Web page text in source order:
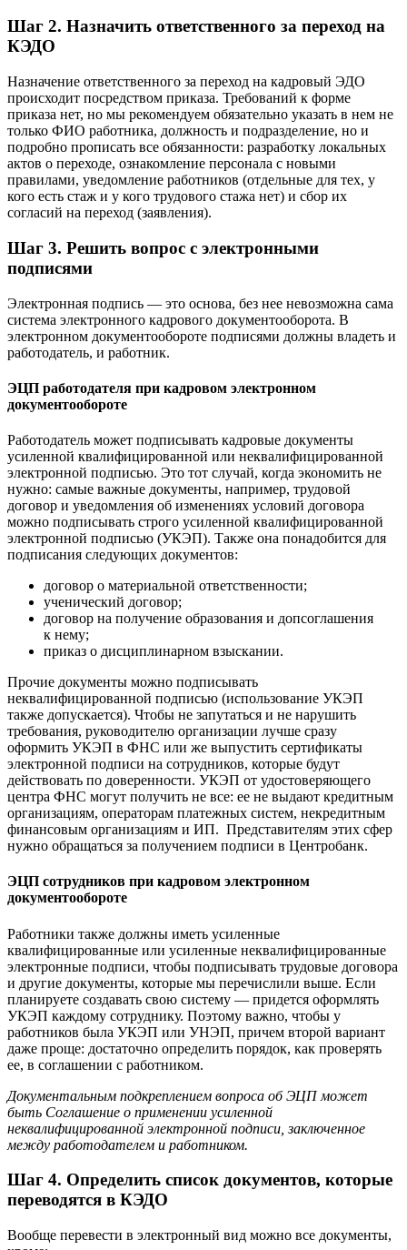
Шаг 2. Назначить ответственного за переход на
КЭДО
Назначение ответственного за переход на кадровый ЭДО
происходит посредством приказа. Требований к форме
приказа нет, но мы рекомендуем обязательно указать в нем не
только ФИО работника, должность и подразделение, но и
подробно прописать все обязанности: разработку локальных
актов о переходе, ознакомление персонала с новыми
правилами, уведомление работников (отдельные для тех, у
кого есть стаж и у кого трудового стажа нет) и сбор их
согласий на переход (заявления).
Шаг 3. Решить вопрос с электронными
подписями
Электронная подпись — это основа, без нее невозможна сама
система электронного кадрового документооборота. В
электронном документообороте подписями должны владеть и
работодатель, и работник.
ЭЦП работодателя при кадровом электронном
документообороте
Работодатель может подписывать кадровые документы
усиленной квалифицированной или неквалифицированной
электронной подписью. Это тот случай, когда экономить не
нужно: самые важные документы, например, трудовой
договор и уведомления об изменениях условий договора
можно подписывать строго усиленной квалифицированной
электронной подписью (УКЭП). Также она понадобится для
подписания следующих документов:
договор о материальной ответственности;
ученический договор;
договор на получение образования и допсоглашения
к нему;
приказ о дисциплинарном взыскании.
Прочие документы можно подписывать
неквалифицированной подписью (использование УКЭП
также допускается). Чтобы не запутаться и не нарушить
требования, руководителю организации лучше сразу
оформить УКЭП в ФНС или же выпустить сертификаты
электронной подписи на сотрудников, которые будут
действовать по доверенности. УКЭП от удостоверяющего
центра ФНС могут получить не все: ее не выдают кредитным
организациям, операторам платежных систем, некредитным
финансовым организациям и ИП. Представителям этих сфер
нужно обращаться за получением подписи в Центробанк.
ЭЦП сотрудников при кадровом электронном
документообороте
Работники также должны иметь усиленные
квалифицированные или усиленные неквалифицированные
электронные подписи, чтобы подписывать трудовые договора
и другие документы, которые мы перечислили выше. Если
планируете создавать свою систему — придется оформлять
УКЭП каждому сотруднику. Поэтому важно, чтобы у
работников была УКЭП или УНЭП, причем второй вариант
даже проще: достаточно определить порядок, как проверять
ее, в соглашении с работником.
Документальным подкреплением вопроса об ЭЦП может
быть Соглашение о применении усиленной
неквалифицированной электронной подписи, заключенное
между работодателем и работником.
Шаг 4. Определить список документов, которые
переводятся в КЭДО
Вообще перевести в электронный вид можно все документы,